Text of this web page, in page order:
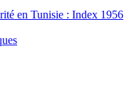
en Tunisie : Index 1956